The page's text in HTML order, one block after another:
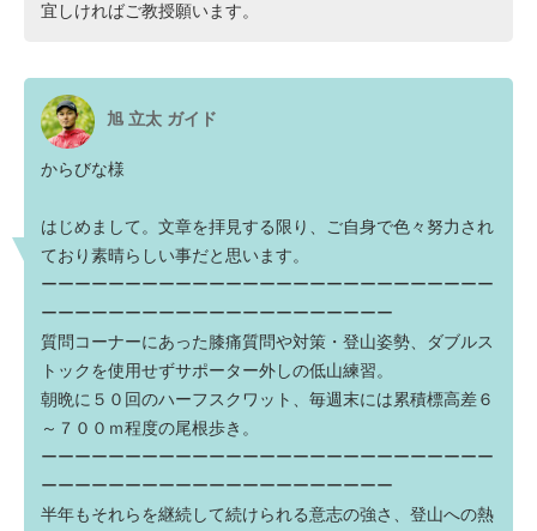
宜しければご教授願います。
旭 立太 ガイド
からびな様
はじめまして。文章を拝見する限り、ご自身で色々努力され
ており素晴らしい事だと思います。
ーーーーーーーーーーーーーーーーーーーーーーーーーーー
ーーーーーーーーーーーーーーーーーーーーー
質問コーナーにあった膝痛質問や対策・登山姿勢、ダブルス
トックを使用せずサポーター外しの低山練習。
朝晩に５０回のハーフスクワット、毎週末には累積標高差６
～７００ｍ程度の尾根歩き。
ーーーーーーーーーーーーーーーーーーーーーーーーーーー
ーーーーーーーーーーーーーーーーーーーーー
半年もそれらを継続して続けられる意志の強さ、登山への熱